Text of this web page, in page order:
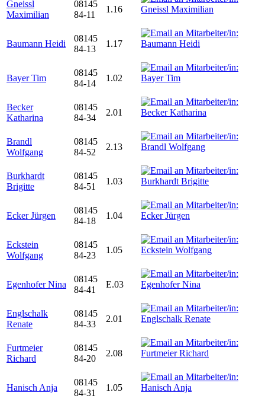
Gneissl
Maximilian
08145
84-11
1.16
Baumann Heidi
08145
84-13
1.17
Bayer Tim
08145
84-14
1.02
Becker
Katharina
08145
84-34
2.01
Brandl
Wolfgang
08145
84-52
2.13
Burkhardt
Brigitte
08145
84-51
1.03
Ecker Jürgen
08145
84-18
1.04
Eckstein
Wolfgang
08145
84-23
1.05
Egenhofer Nina
08145
84-41
E.03
Englschalk
Renate
08145
84-33
2.01
Furtmeier
Richard
08145
84-20
2.08
Hanisch Anja
08145
84-31
1.05